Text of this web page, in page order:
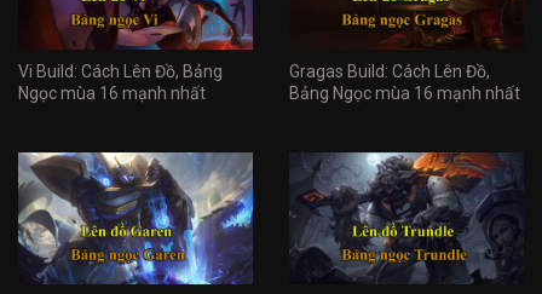
Vi Build: Cách Lên Đồ, Bảng
Ngọc mùa 16 mạnh nhất
Gragas Build: Cách Lên Đồ,
Bảng Ngọc mùa 16 mạnh nhất